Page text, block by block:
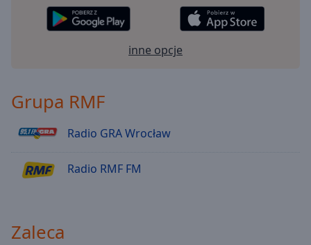
Radio RMF - Ballady
Radio RMF - Fitness
Radio RMF - Muzyka klasyczna
Radio RMF - Latino
Radio RMF - 2 Pop
inne opcje
Grupa RMF
Radio GRA Wrocław
Radio RMF FM
Zaleca